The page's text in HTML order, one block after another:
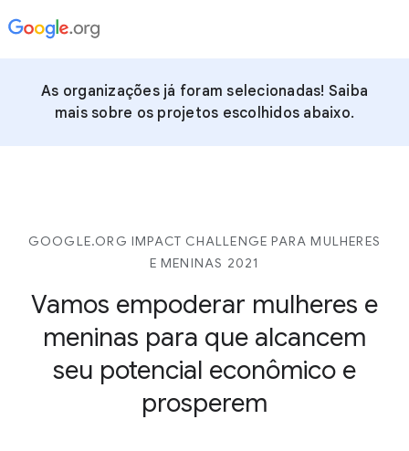
As organizações já foram selecionadas! Saiba
mais sobre os projetos escolhidos abaixo.
GOOGLE.ORG IMPACT CHALLENGE PARA MULHERES
E MENINAS 2021
Vamos empoderar mulheres e
meninas para que alcancem
seu potencial econômico e
prosperem